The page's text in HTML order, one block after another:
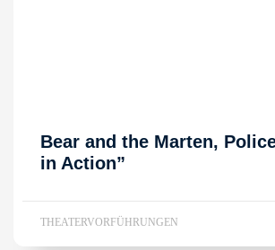
Bear and the Marten,
in Action”
THEATERVORFÜHRUNGEN